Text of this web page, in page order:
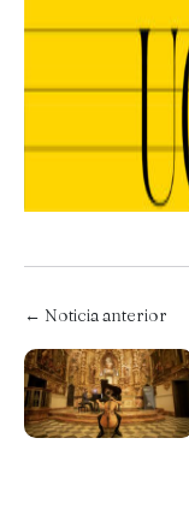
← Noticia anterior